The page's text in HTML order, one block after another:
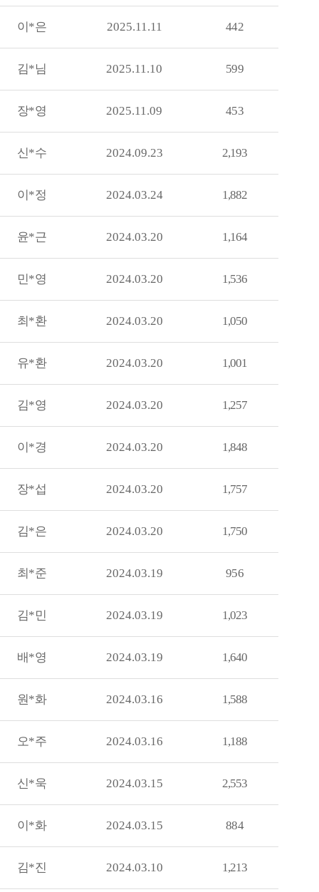
이*은 2025.11.11 442
김*님 2025.11.10 599
장*영 2025.11.09 453
신*수 2024.09.23 2,193
이*정 2024.03.24 1,882
윤*근 2024.03.20 1,164
민*영 2024.03.20 1,536
최*환 2024.03.20 1,050
유*환 2024.03.20 1,001
김*영 2024.03.20 1,257
이*경 2024.03.20 1,848
장*섭 2024.03.20 1,757
김*은 2024.03.20 1,750
최*준 2024.03.19 956
김*민 2024.03.19 1,023
배*영 2024.03.19 1,640
원*화 2024.03.16 1,588
오*주 2024.03.16 1,188
신*욱 2024.03.15 2,553
이*화 2024.03.15 884
김*진 2024.03.10 1,213